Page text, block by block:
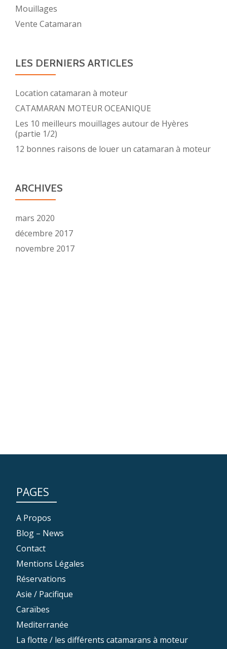
Mouillages
Vente Catamaran
LES DERNIERS ARTICLES
Location catamaran à moteur
CATAMARAN MOTEUR OCEANIQUE
Les 10 meilleurs mouillages autour de Hyères
(partie 1/2)
12 bonnes raisons de louer un catamaran à moteur
ARCHIVES
mars 2020
décembre 2017
novembre 2017
PAGES
A Propos
Blog – News
Contact
Mentions Légales
Réservations
Asie / Pacifique
Caraïbes
Mediterranée
La flotte / les différents catamarans à moteur